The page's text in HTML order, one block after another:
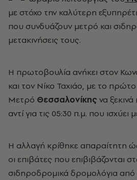
με στόχο την καλύτερη
που συνδυάζουν μετρό και
μετακινήσεις τους.
Η πρωτοβουλία ανήκει στον
και τον Νίκο Ταχιάο, με το
Μετρό Θεσσαλονίκης να
αντί για τις 05:30 π.μ. που ισχύει
Η αλλαγή κρίθηκε απαραίτητη
οι επιβάτες που επιβιβάζονται
σιδηροδρομικά δρομολόγια